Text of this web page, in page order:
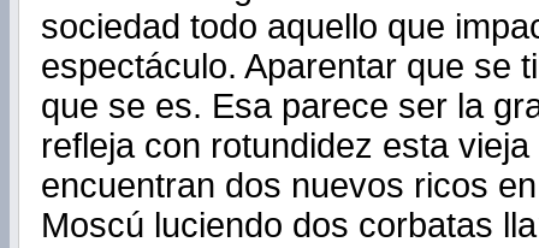
sociedad todo aquello que
espectáculo. Aparentar que se
que se es. Esa parece ser la
refleja con rotundidez esta
encuentran dos nuevos ricos
Moscú luciendo dos corbatas